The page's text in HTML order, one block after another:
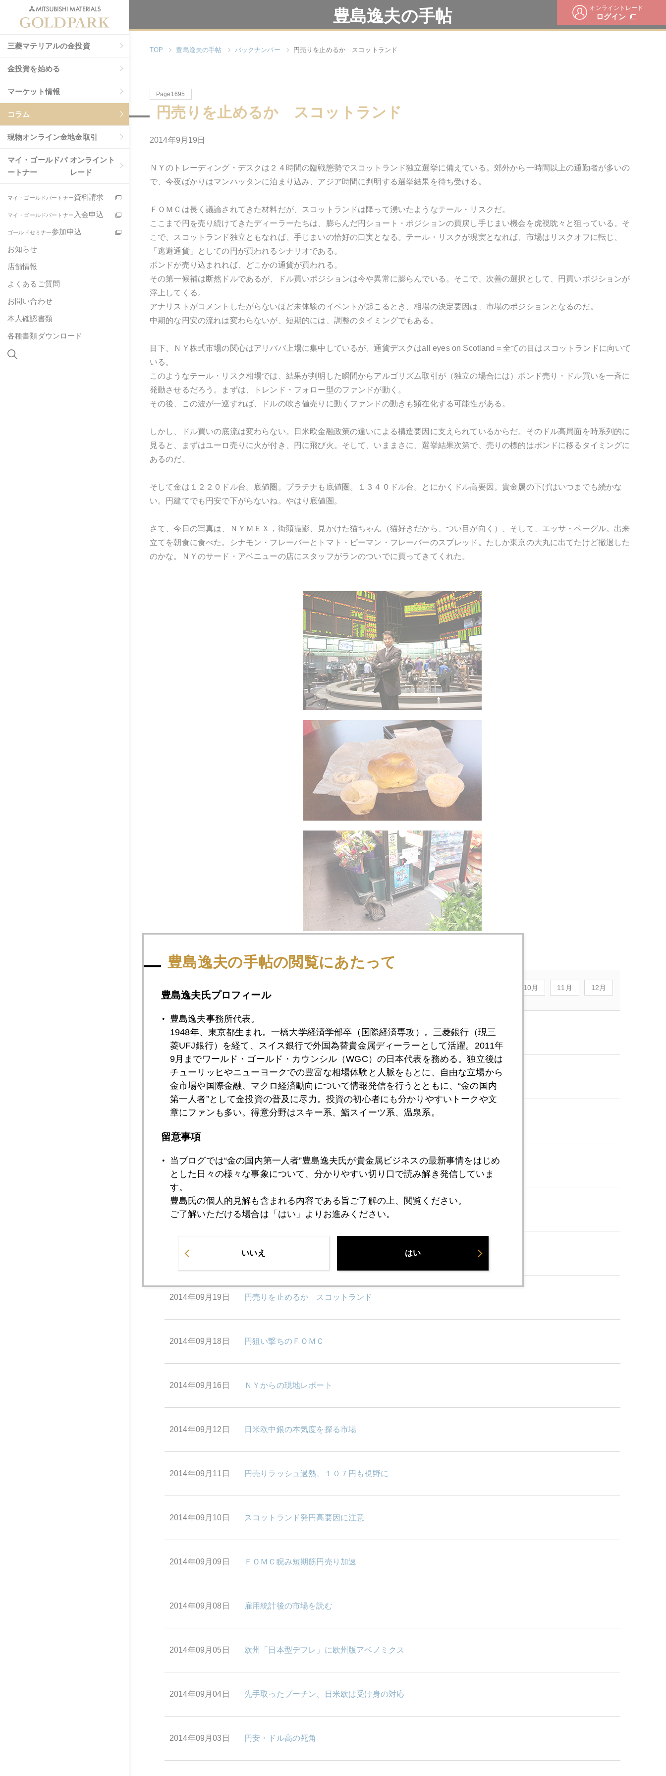
オンライントレード
ログイン
三菱マテリアルの金投資
金投資を始める
マーケット情報
コラム
現物オンライン金地金取引
マイ・ゴールドパ
ートナー
オンライント
レード
マイ・ゴールドパートナー資料請求
マイ・ゴールドパートナー 入会申込
ゴールドセミナー参加申込
お知らせ
店舗情報
よくあるご質問
お問い合わせ
本人確認書類
各種書類ダウンロード
豊島逸夫の手帖
TOP 豊島逸夫の手帖 バックナンバー 円売りを止めるか スコットランド
Page1695
円売りを止めるか スコットランド
2014年9月19日
ＮＹのトレーディング・デスクは２４時間の臨戦態勢でスコットランド独立選挙に備えている。郊外から一時間以上の通勤者が多いの
で、今夜ばかりはマンハッタンに泊まり込み、アジア時間に判明する選挙結果を待ち受ける。
ＦＯＭＣは長く議論されてきた材料だが、スコットランドは降って湧いたようなテール・リスクだ。
ここまで円を売り続けてきたディーラーたちは、膨らんだ円ショート・ポジションの買戻し手じまい機会を虎視眈々と狙っている。そ
こで、スコットランド独立ともなれば、手じまいの恰好の口実となる。テール・リスクが現実となれば、市場はリスクオフに転じ、
「逃避通貨」としての円が買われるシナリオである。
ポンドが売り込まれれば、どこかの通貨が買われる。
その第一候補は断然ドルであるが、ドル買いポジションは今や異常に膨らんでいる。そこで、次善の選択として、円買いポジションが
浮上してくる。
アナリストがコメントしたがらないほど未体験のイベントが起こるとき、相場の決定要因は、市場のポジションとなるのだ。
中期的な円安の流れは変わらないが、短期的には、調整のタイミングでもある。
目下、ＮＹ株式市場の関心はアリババ上場に集中しているが、通貨デスクはall eyes on Scotland＝全ての目はスコットランドに向いて
いる。
このようなテール・リスク相場では、結果が判明した瞬間からアルゴリズム取引が（独立の場合には）ポンド売り・ドル買いを一斉に
発動させるだろう。まずは、トレンド・フォロー型のファンドが動く。
その後、この波が一巡すれば、ドルの吹き値売りに動くファンドの動きも顕在化する可能性がある。
しかし、ドル買いの底流は変わらない。日米欧金融政策の違いによる構造要因に支えられているからだ。そのドル高局面を時系列的に
見ると、まずはユーロ売りに火が付き、円に飛び火。そして、いままさに、選挙結果次第で、売りの標的はポンドに移るタイミングに
あるのだ。
そして金は１２２０ドル台。底値圏。プラチナも底値圏。１３４０ドル台。とにかくドル高要因。貴金属の下げはいつまでも続かな
い。円建てでも円安で下がらないね。やはり底値圏。
さて、今日の写真は、ＮＹＭＥＸ，街頭撮影、見かけた猫ちゃん（猫好きだから、つい目が向く）、そして、エッサ・ベーグル。出来
立てを朝食に食べた。シナモン・フレーバーとトマト・ピーマン・フレーバーのスプレッド。たしか東京の大丸に出てたけど撤退した
のかな。ＮＹのサード・アベニューの店にスタッフがランのついでに買ってきてくれた。
2014年 10月 11月 12月
2014年09月30日 独立４年目に。ツイッタ―フォロワーは９０００人突破。
2014年09月29日 歴史的ドル高の予感
2014年09月25日 ハト派の反撃
2014年09月24日 そして中国
2014年09月22日 どうなる、スコットランド 選挙後の円相場
2014年09月19日 円売りを止めるか スコットランド
2014年09月18日 円狙い撃ちのＦＯＭＣ
2014年09月16日 ＮＹからの現地レポート
2014年09月12日 日米欧中銀の本気度を探る市場
2014年09月11日 円売りラッシュ過熱、１０７円も視野に
2014年09月10日 スコットランド発円高要因に注意
2014年09月09日 ＦＯＭＣ睨み短期筋円売り加速
2014年09月08日 雇用統計後の市場を読む
2014年09月05日 欧州「日本型デフレ」に欧州版アベノミクス
2014年09月04日 先手取ったプーチン、日米欧は受け身の対応
2014年09月03日 円安・ドル高の死角
豊島逸夫の手帖の閲覧にあたって
豊島逸夫氏プロフィール
豊島逸夫事務所代表。
1948年、東京都生まれ。一橋大学経済学部卒（国際経済専攻）。三菱銀行（現三
菱UFJ銀行）を経て、スイス銀行で外国為替貴金属ディーラーとして活躍。2011年
9月までワールド・ゴールド・カウンシル（WGC）の日本代表を務める。独立後は
チューリッヒやニューヨークでの豊富な相場体験と人脈をもとに、自由な立場から
金市場や国際金融、マクロ経済動向について情報発信を行うとともに、“金の国内
第一人者”として金投資の普及に尽力。投資の初心者にも分かりやすいトークや文
章にファンも多い。得意分野はスキー系、鮨スイーツ系、温泉系。
留意事項
当ブログでは“金の国内第一人者”豊島逸夫氏が貴金属ビジネスの最新事情をはじめ
とした日々の様々な事象について、分かりやすい切り口で読み解き発信していま
す。
豊島氏の個人的見解も含まれる内容である旨ご了解の上、閲覧ください。
ご了解いただける場合は「はい」よりお進みください。
いいえ はい